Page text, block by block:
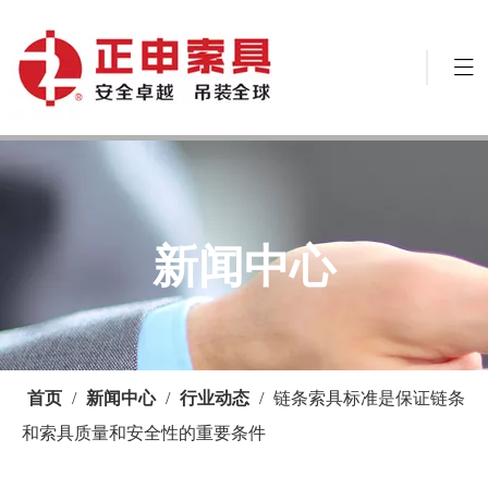
新闻中心
首页 / 新闻中心 / 行业动态 / 链条索具标准是保证链条
和索具质量和安全性的重要条件